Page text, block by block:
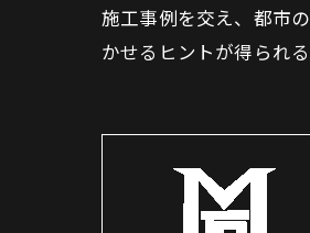
施工事例を交え、都市
かせるヒントが得られる